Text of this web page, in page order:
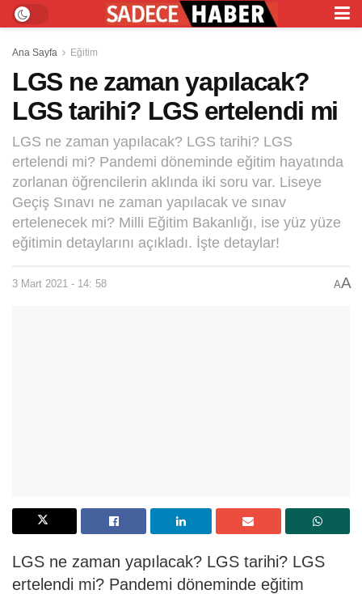
Ana Sayfa Eğitim
LGS ne zaman yapılacak?
LGS tarihi? LGS ertelendi mi
LGS ne zaman yapılacak? LGS tarihi? LGS
ertelendi mi? Pandemi döneminde eğitim hayatında
zorlanan öğrencilerin aklında iki soru var. Liseye
Geçiş Sınavı ne zaman yapılacak ve sınav
ertelenecek mi? Milli Eğitim Bakanlığı, ise yüz yüze
eğitimin detaylarını açıkladı. İşte detaylar!
3 Mart 2021 - 14: 58 AA
LGS ne zaman yapılacak? LGS tarihi? LGS
ertelendi mi? Pandemi döneminde eğitim